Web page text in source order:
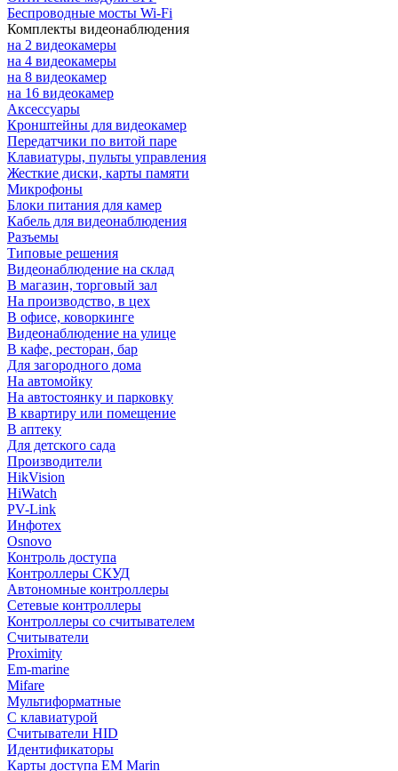
Беспроводные мосты Wi-Fi
Комплекты видеонаблюдения
на 2 видеокамеры
на 4 видеокамеры
на 8 видеокамер
на 16 видеокамер
Аксессуары
Кронштейны для видеокамер
Передатчики по витой паре
Клавиатуры, пульты управления
Жесткие диски, карты памяти
Микрофоны
Блоки питания для камер
Кабель для видеонаблюдения
Разъемы
Типовые решения
Видеонаблюдение на склад
В магазин, торговый зал
На производство, в цех
В офисе, коворкинге
Видеонаблюдение на улице
В кафе, ресторан, бар
Для загородного дома
На автомойку
На автостоянку и парковку
В квартиру или помещение
В аптеку
Для детского сада
Производители
HikVision
HiWatch
PV-Link
Инфотех
Osnovo
Контроль доступа
Контроллеры СКУД
Автономные контроллеры
Сетевые контроллеры
Контроллеры со считывателем
Считыватели
Proximity
Em-marine
Mifare
Мультиформатные
С клавиатурой
Считыватели HID
Идентификаторы
Карты доступа EM Marin